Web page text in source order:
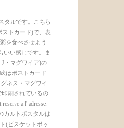
タルです。こちら
ストカード)で、表
を食べさせよう
いい感じです。ま
J・マグワイア)の
はポストカード
ネス・マグワイ
刷されているの
a l' adresse.
カルトポスタルは
(ビスケットボッ